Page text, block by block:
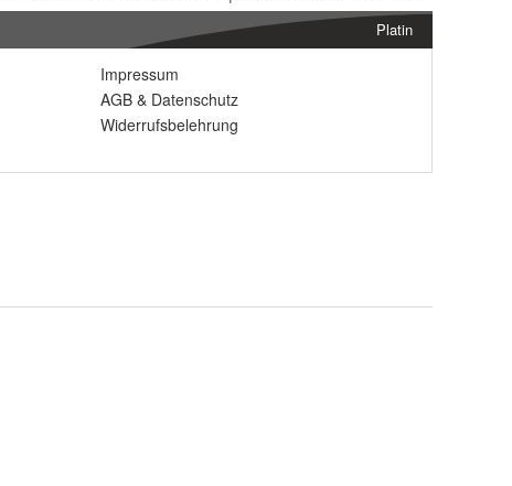
Platin
Impressum
AGB & Datenschutz
Widerrufsbelehrung